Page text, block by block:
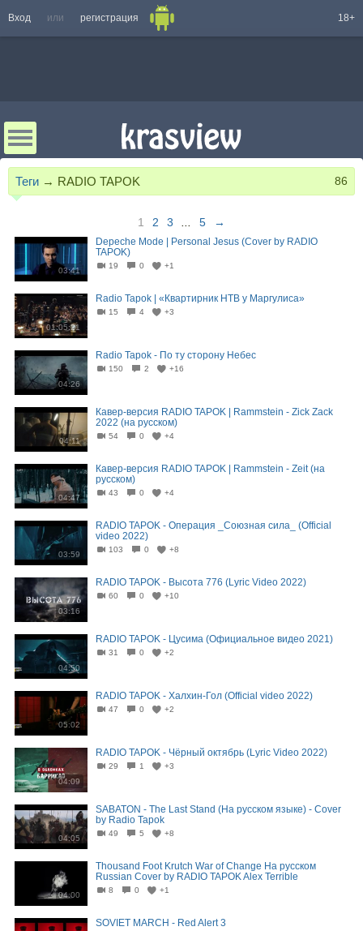
Вход или регистрация 18+
Теги → RADIO TAPOK 86
1 2 3 5 →
03:41
Depeche Mode | Personal Jesus (Cover by RADIO
TAPOK)
19 0 +1
01:05:21
Radio Tapok | «Квартирник НТВ у Маргулиса»
15 4 +3
04:26
Radio Tapok - По ту сторону Небес
150 2 +16
04:11
Кавер-версия RADIO TAPOK | Rammstein - Zick Zack
2022 (на русском)
54 0 +4
04:47
Кавер-версия RADIO TAPOK | Rammstein - Zeit (на
русском)
43 0 +4
03:59
RADIO TAPOK - Операция _Союзная сила_ (Official
video 2022)
103 0 +8
03:16
RADIO TAPOK - Высота 776 (Lyric Video 2022)
60 0 +10
04:50
RADIO TAPOK - Цусима (Официальное видео 2021)
31 0 +2
05:02
RADIO TAPOK - Халхин-Гол (Official video 2022)
47 0 +2
04:09
RADIO TAPOK - Чёрный октябрь (Lyric Video 2022)
29 1 +3
04:05
SABATON - The Last Stand (На русском языке) - Cover
by Radio Tapok
49 5 +8
04:00
Thousand Foot Krutch War of Change На русском
Russian Cover by RADIO TAPOK Alex Terrible
8 0 +1
SOVIET MARCH - Red Alert 3